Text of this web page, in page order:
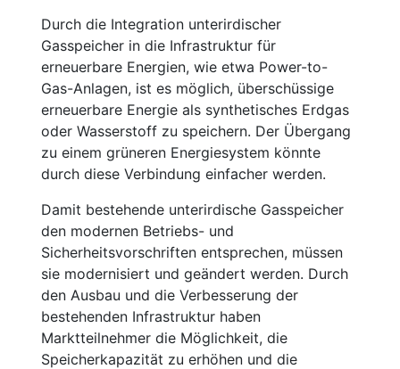
Durch die Integration unterirdischer
Gasspeicher in die Infrastruktur für
erneuerbare Energien, wie etwa Power-to-
Gas-Anlagen, ist es möglich, überschüssige
erneuerbare Energie als synthetisches Erdgas
oder Wasserstoff zu speichern. Der Übergang
zu einem grüneren Energiesystem könnte
durch diese Verbindung einfacher werden.
Damit bestehende unterirdische Gasspeicher
den modernen Betriebs- und
Sicherheitsvorschriften entsprechen, müssen
sie modernisiert und geändert werden. Durch
den Ausbau und die Verbesserung der
bestehenden Infrastruktur haben
Marktteilnehmer die Möglichkeit, die
Speicherkapazität zu erhöhen und die